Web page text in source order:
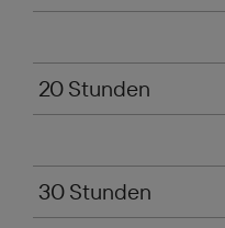
20 Stunden
30 Stunden